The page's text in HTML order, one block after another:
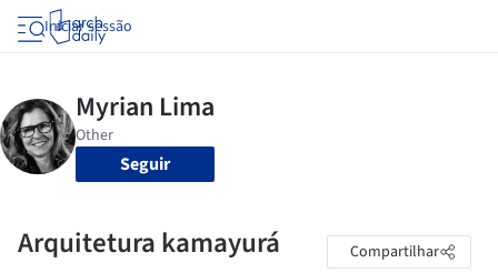
Iniciar sessão
Seguir
Arquitetura kamayurá Compartilhar